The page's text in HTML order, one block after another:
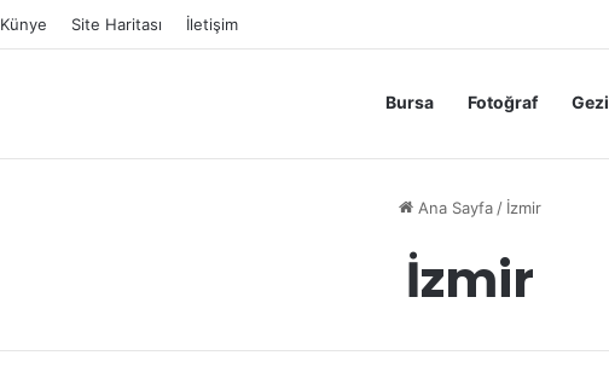
Künye Site Haritası İletişim
Bursa Fotoğraf Gezi
Ana Sayfa / İzmir
İzmir